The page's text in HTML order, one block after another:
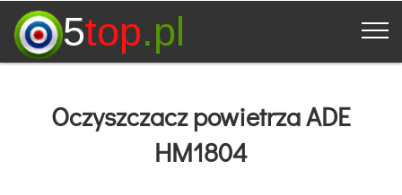
5top.pl
Oczyszczacz powietrza ADE
HM1804